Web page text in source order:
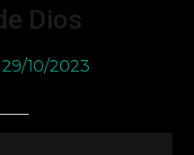
Dios
10/2023